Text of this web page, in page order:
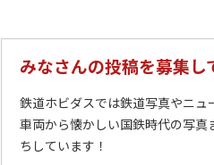
みなさんの投稿を募集し
鉄道ホビダスでは鉄道写真やニュ
車両から懐かしい国鉄時代の写
ちしています！